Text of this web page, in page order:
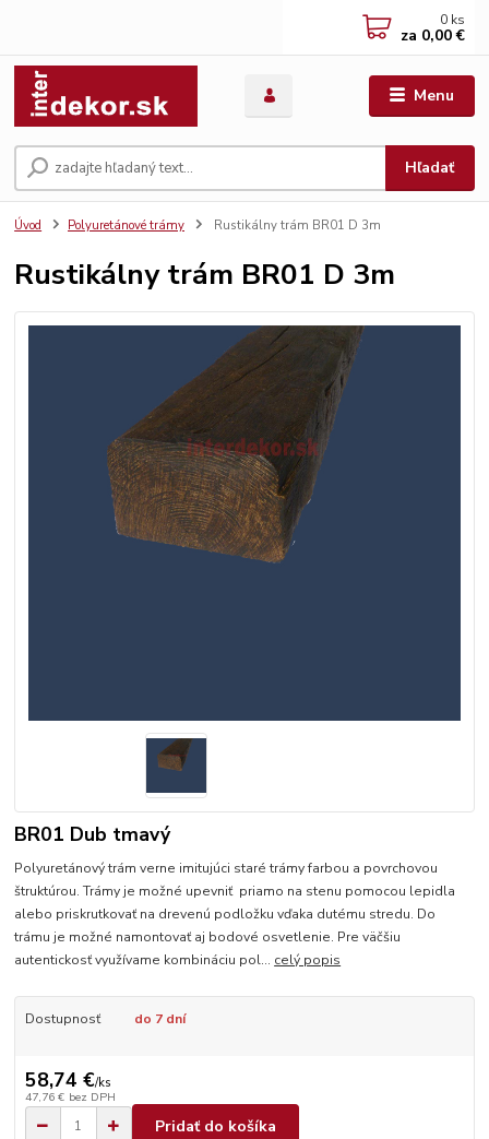
Menu
Hľadať
0 ks
za 0,00 €
Úvod Polyuretánové trámy Rustikálny trám BR01 D 3m
Rustikálny trám BR01 D 3m
BR01 Dub tmavý
Polyuretánový trám verne imitujúci staré trámy farbou a povrchovou
štruktúrou. Trámy je možné upevniť priamo na stenu pomocou lepidla
alebo priskrutkovať na drevenú podložku vďaka dutému stredu. Do
trámu je možné namontovať aj bodové osvetlenie. Pre väčšiu
autentickosť využívame kombináciu pol... celý popis
Dostupnosť do 7 dní
58,74 €/ks
47,76 € bez DPH
Pridať do košíka